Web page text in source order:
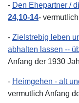
- Den Ehepartner /
24,10-14-
- Zielstrebig leben
abhalten lassen --
Anfang der 1930
- Heimgehen - alt
vermutlich Anfang